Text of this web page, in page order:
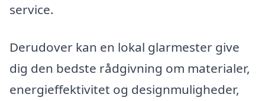
service.
Derudover kan en lokal glarmester give
dig den bedste rådgivning om materialer,
energieffektivitet og designmuligheder,